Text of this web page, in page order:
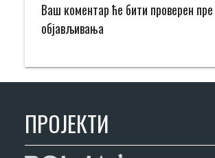
Ваш коментар ће бити проверен пре
објављивања
ПРОЈЕКТИ